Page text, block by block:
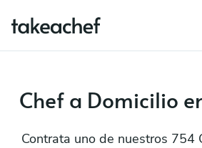
Chef a Domicilio
Contrata uno de nuestros 754